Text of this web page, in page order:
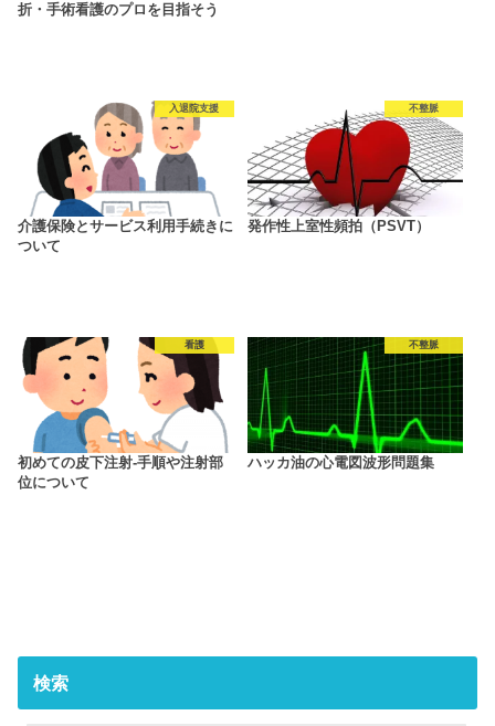
折・手術看護のプロを目指そう
入退院支援
介護保険とサービス利用手続きに
ついて
不整脈
発作性上室性頻拍（PSVT）
看護
初めての皮下注射‐手順や注射部
位について
不整脈
ハッカ油の心電図波形問題集
検索